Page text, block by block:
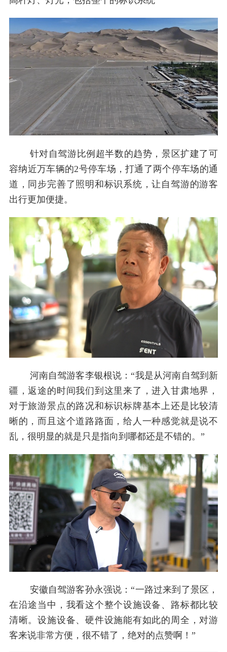
针对自驾游比例超半数的趋势，景区扩建了可
容纳近万车辆的2号停车场，打通了两个停车场的通
道，同步完善了照明和标识系统，让自驾游的游客
出行更加便捷。
河南自驾游客李银根说：“我是从河南自驾到新
疆，返途的时间我们到这里来了，进入甘肃地界，
对于旅游景点的路况和标识标牌基本上还是比较清
晰的，而且这个道路路面，给人一种感觉就是说不
乱，很明显的就是只是指向到哪都还是不错的。”
安徽自驾游客孙永强说：“一路过来到了景区，
在沿途当中，我看这个整个设施设备、路标都比较
清晰。设施设备、硬件设施能有如此的周全，对游
客来说非常方便，很不错了，绝对的点赞啊！”